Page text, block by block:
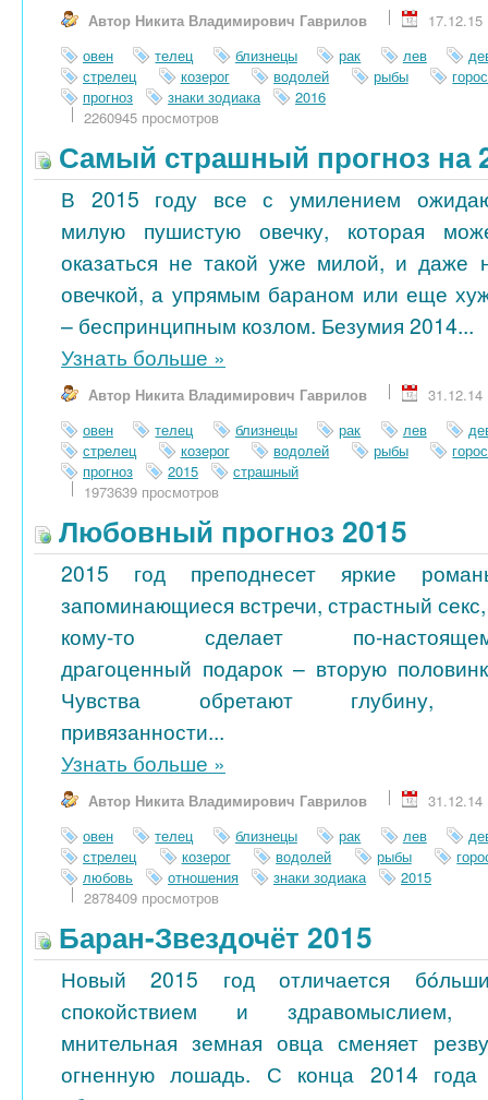
Автор Никита Владимирович Гаврилов
17.12.15
овен
телец близнецы рак лев
стрелец
козерог водолей рыбы
прогноз
знаки зодиака
2016
2260945 просмотров
Самый страшный прогноз на
В 2015 году все с умилением
милую пушистую овечку, которая
оказаться не такой уже милой, и даже
овечкой, а упрямым бараном или еще
– беспринципным козлом. Безумия 2014...
Узнать больше »
Автор Никита Владимирович Гаврилов
31.12.14
овен
телец близнецы рак лев
стрелец
козерог водолей рыбы
прогноз
2015
страшный
1973639 просмотров
Любовный прогноз 2015
2015 год преподнесет яркие
запоминающиеся встречи, страстный
кому-то сделает по-
драгоценный подарок – вторую
Чувства обретают глубину,
привязанности...
Узнать больше »
Автор Никита Владимирович Гаврилов
31.12.14
овен
телец близнецы рак лев
стрелец
козерог водолей рыбы
любовь
отношения знаки зодиака
2015
2878409 просмотров
Баран-Звездочёт 2015
Новый 2015 год отличается
спокойствием и здравомыслием,
мнительная земная овца сменяет
огненную лошадь. С конца 2014